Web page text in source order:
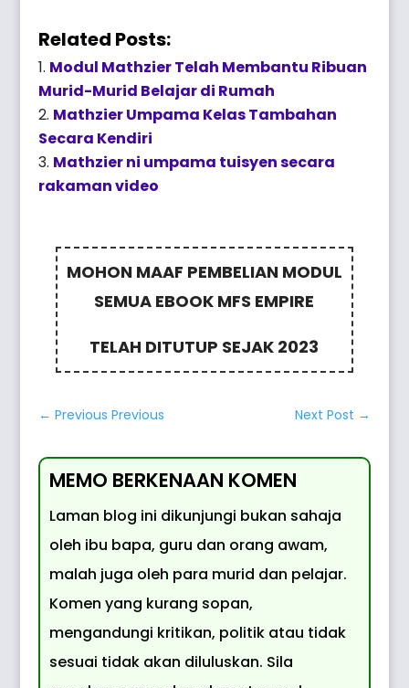
Related Posts:
Modul Mathzier Telah Membantu Ribuan
Murid-Murid Belajar di Rumah
Mathzier Umpama Kelas Tambahan
Secara Kendiri
Mathzier ni umpama tuisyen secara
rakaman video
MOHON MAAF PEMBELIAN MODUL
SEMUA EBOOK MFS EMPIRE
TELAH DITUTUP SEJAK 2023
←Previous Previous Next Post →
MEMO BERKENAAN KOMEN
Laman blog ini dikunjungi bukan sahaja
oleh ibu bapa, guru dan orang awam,
malah juga oleh para murid dan pelajar.
Komen yang kurang sopan,
mengandungi kritikan, politik atau tidak
sesuai tidak akan diluluskan. Sila